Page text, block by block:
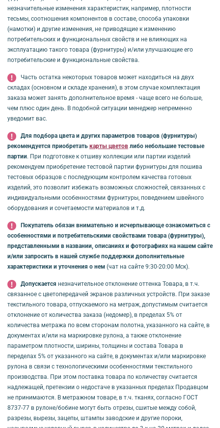
незначительные изменения характеристик, например, плотности
тесьмы, соотношения компонентов в составе, способа упаковки
(намотки) и другие изменения, не приводящие к изменению
потребительских и функциональных свойств и не влияющих на
эксплуатацию такого товара (фурнитуры) и/или улучшающие его
потребительские и функциональные свойства.
Часть остатка некоторых товаров может находиться на двух
складах (основном и складе хранения), в этом случае комплектация
заказа может занять дополнительное время - чаще всего не больше,
чем плюс один день. В подобной ситуации менеджер непременно
уведомит вас.
Для подбора цвета и других параметров товаров (фурнитуры)
рекомендуется приобретать карты цветов либо небольшие тестовые
партии. При подготовке к отшиву коллекции или партии изделий
рекомендуем приобретение тестовой партии фурнитуры для пошива
тестовых образцов с последующим контролем качества готовых
изделий, это позволит избежать возможных сложностей, связанных с
индивидуальными особенностями фурнитуры, поведением швейного
оборудования и сочетаемости материалов и т.д.
Покупатель обязан внимательно и исчерпывающе ознакомиться с
особенностями и потребительскими свойствами товара (фурнитуры),
представленными в названии, описаниях и фотографиях на нашем сайте
и/или запросить в нашей службе поддержки дополнительные
характеристики и уточнения о нем (чат на сайте 9:30-20:00 Мск).
Допускается незначительное отклонение оттенка Товара, в т.ч.
связанное с цветопередачей экранов различных устройств. При заказе
текстильного товара, отпускаемого на метраж, допустимым считается
отклонение от количества заказа (недомер), в пределах 5% от
количества метража по всем сторонам полотна, указанного на сайте, в
документах и/или на маркировке рулона, а также отклонение
параметром плотности, ширины, толщины и состава Товара в
переделах 5% от указанного на сайте, в документах и/или маркировке
рулона в связи с технологическими особенностями текстильного
производства. При этом поставка товара по количеству считается
надлежащей, претензии о недостаче в указанных пределах Продавцом
не принимаются. В метражном товаре, в т.ч. тканях, согласно ГОСТ
8737-77 в рулоне/бобине могут быть отрезы, сшитые между собой,
разрезы, вырезы, зацепы, штампы заводские и другие пороки,